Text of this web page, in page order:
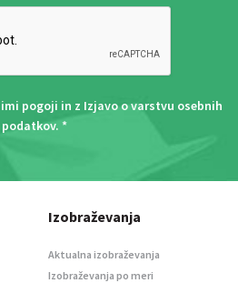
pogoji in z Izjavo o varstvu osebnih
podatkov. *
Izobraževanja
Aktualna izobraževanja
Izobraževanja po meri